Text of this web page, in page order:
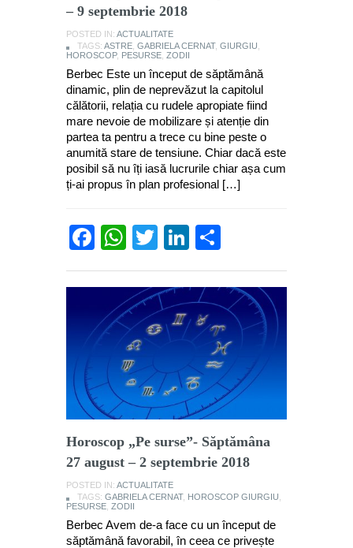
– 9 septembrie 2018
POSTED IN: ACTUALITATE
TAGS: ASTRE GABRIELA CERNAT, GIURGIU
HOROSCOP, PESURSE ZODII
Berbec Este un început de săptămână
dinamic, plin de neprevăzut la capitolul
călătorii, relația cu rudele apropiate fiind
mare nevoie de mobilizare și atenție din
partea ta pentru a trece cu bine peste o
anumită stare de tensiune. Chiar dacă este
posibil să nu îți iasă lucrurile chiar așa cum
ți-ai propus în plan profesional […]
Facebook
WhatsApp
TwitterLinkedIn
Horoscop „Pe surse”- Săptămâna
27 august – 2 septembrie 2018
POSTED IN: ACTUALITATE
TAGS: GABRIELA CERNAT, HOROSCOP GIURGIU
PESURSE ZODII
Berbec Avem de-a face cu un început de
săptămână favorabil, în ceea ce privește